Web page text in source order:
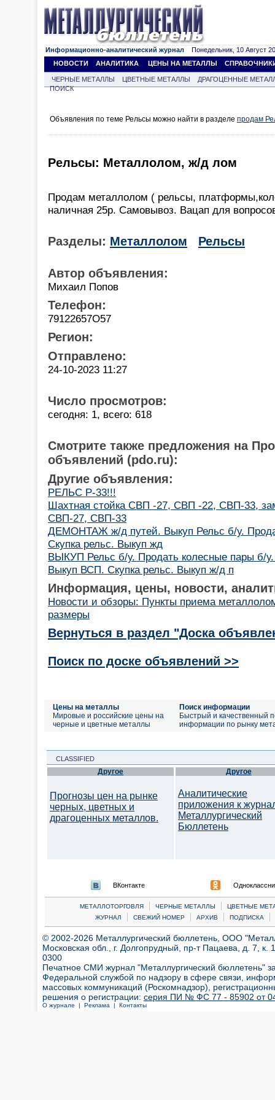
Информационно-аналитический журнал Понедельник, 10 Август
НОВОСТИ
АНАЛИТИКА ЦЕНЫ НА МЕТАЛЛЫ
ЧЕРНЫЕ МЕТАЛЛЫ ЦВЕТНЫЕ МЕТАЛЛЫ
ДРАГОЦЕННЫЕ
ПОИСК
Объявления по теме Рельсы можно найти в разделе продам
Рельсы: Металлолом, ж/д лом
Продам металлолом ( рельсы,
наличная 25р. Самовывоз. Вацап для
Разделы: Металлолом Рельсы
Автор объявления:
Михаил Попов
Телефон:
79122657О57
Регион:
Отправлено:
24-10-2023 11:27
Число просмотров:
сегодня: 1, всего: 618
Смотрите также предложения на
объявлений (pdo.ru):
Другие объявления:
РЕЛЬС Р-33!!!
Шахтная стойка СВП -27, СВП -22, СВП-33,
СВП-27, СВП-33
ДЕМОНТАЖ ж/д путей. Выкуп Рельс б/у.
Скупка рельс. Выкуп жд
ВЫКУП Рельс б/у. Продать колесные пары б/
Выкуп ВСП. Скупка рельс. Выкуп ж/д п
Информация, цены, новости,
Новости и обзоры: Пункты приема
размеры
Вернуться в раздел "Доска
Поиск по доске объявлений >>
Цены на металлы
Мировые и российские цены на
черные и цветные металлы
Поиск информации
Быстрый и качественный
информации по рынку
CLASSIFIED
Другое
Прогнозы цен на рынке
черных, цветных и
драгоценных металлов.
Другое
Аналитические
приложения к
Металлургический
Бюллетень
ВКонтакте
МЕТАЛЛОТОРГОВЛЯ | ЧЕРНЫЕ МЕТАЛЛЫ |
ЦВЕТНЫЕ
ЖУРНАЛ
| СВЕЖИЙ НОМЕР | АРХИВ | ПОДПИСКА |
© 2002-2026 Металлургический бюллетень, ООО
Московская обл., г. Долгопрудный, пр-т Пацаева, д. 7,
0300
Печатное СМИ журнал "Металлургический бюллетень"
Федеральной службой по надзору в сфере связи,
массовых коммуникаций (Роскомнадзор),
решения о регистрации: серия ПИ № ФС 77 - 85902 от 04
О журнале | Реклама | Контакты